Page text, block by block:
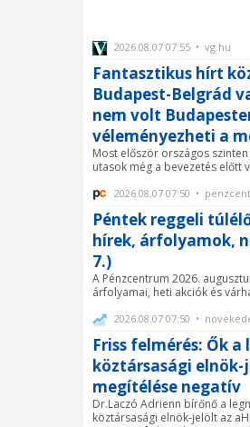
2026.08.07 07:55 • vg.hu
Fantasztikus hírt
Budapest-Belgrád
nem volt
véleményezheti a
Most először országos
utasok még a bevezetés előtt
2026.08.07 07:50 •
Péntek reggeli
hírek, árfolyamok,
7.)
A Pénzcentrum 2026.
árfolyamai, heti akciók és
2026.08.07 07:50 •
Friss felmérés: Ők
köztársasági
megítélése negatív
Dr.Laczó Adrienn bírőnő a
köztársasági elnök-jelölt az